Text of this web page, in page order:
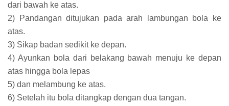
dari bawah ke atas.
2) Pandangan ditujukan pada arah lambungan bola ke
atas.
3) Sikap badan sedikit ke depan.
4) Ayunkan bola dari belakang bawah menuju ke depan
atas hingga bola lepas
5) dan melambung ke atas.
6) Setelah itu bola ditangkap dengan dua tangan.